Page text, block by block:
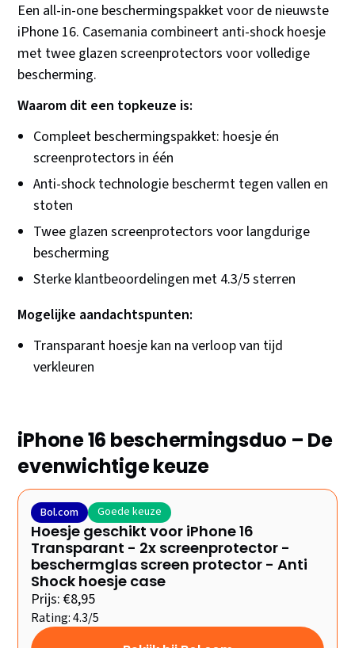
Een all-in-one beschermingspakket voor de nieuwste
iPhone 16. Casemania combineert anti-shock hoesje
met twee glazen screenprotectors voor volledige
bescherming.
Waarom dit een topkeuze is:
Compleet beschermingspakket: hoesje én
screenprotectors in één
Anti-shock technologie beschermt tegen vallen en
stoten
Twee glazen screenprotectors voor langdurige
bescherming
Sterke klantbeoordelingen met 4.3/5 sterren
Mogelijke aandachtspunten:
Transparant hoesje kan na verloop van tijd
verkleuren
iPhone 16 beschermingsduo – De
evenwichtige keuze
Bol.com Goede keuze
Hoesje geschikt voor iPhone 16
Transparant - 2x screenprotector -
beschermglas screen protector - Anti
Shock hoesje case
Prijs: €8,95
Rating: 4.3/5